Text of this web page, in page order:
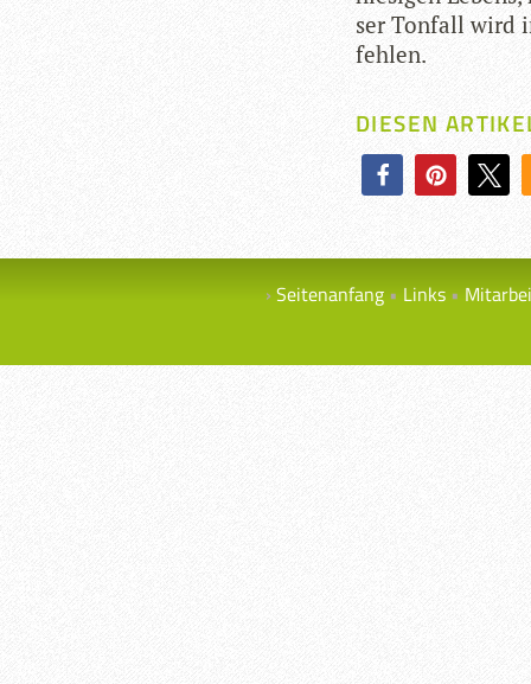
ser Ton­fall wird
fehlen.
DIESEN
Seitenanfang Links